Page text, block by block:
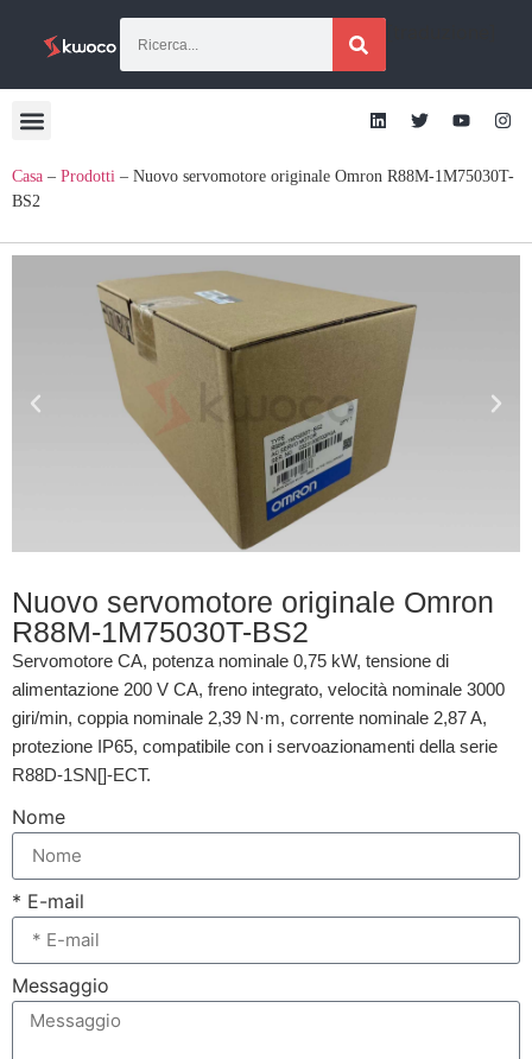
Casa – Prodotti – Nuovo servomotore originale Omron R88M-1M75030T-
BS2
Nuovo servomotore originale Omron
R88M-1M75030T-BS2
Servomotore CA, potenza nominale 0,75 kW, tensione di
alimentazione 200 V CA, freno integrato, velocità nominale 3000
giri/min, coppia nominale 2,39 N·m, corrente nominale 2,87 A,
protezione IP65, compatibile con i servoazionamenti della serie
R88D-1SN[]-ECT.
Nome
* E-mail
Messaggio